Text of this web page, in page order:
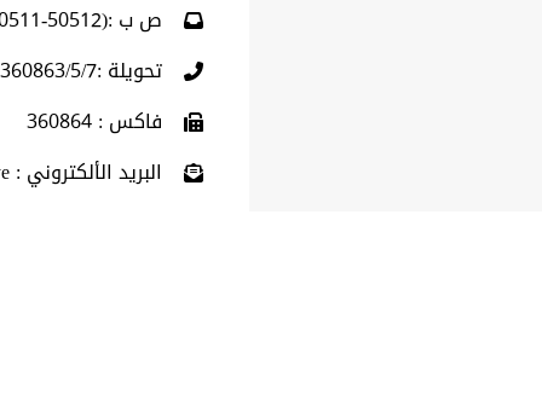
ص ب :(50512-50511)
تحويلة :360863/5/7 (009675)
فاكس : 360864
البريد الألكتروني : info@hu.edu.ye